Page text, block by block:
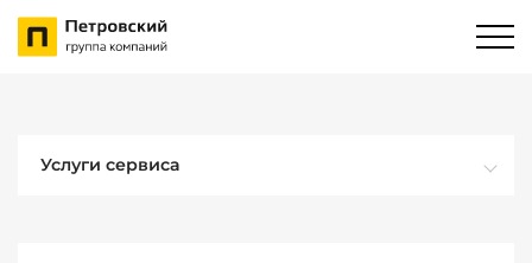
Услуги сервиса